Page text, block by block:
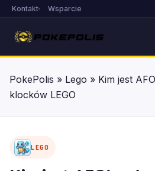
Kontakt Wsparcie
PokePolis » Lego » Kim jest
klocków LEGO
LEGO